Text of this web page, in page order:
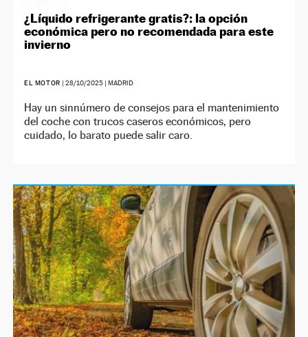
¿Líquido refrigerante gratis?: la opción
económica pero no recomendada para este
invierno
EL MOTOR | 28/10/2025| MADRID
Hay un sinnúmero de consejos para el mantenimiento
del coche con trucos caseros económicos, pero
cuidado, lo barato puede salir caro.